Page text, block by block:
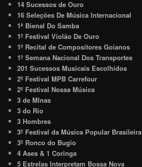
14 Sucessos de Ouro
16 Seleções De Música Internacional
1ª Bienal Do Samba
1º Festival Violão De Ouro
1º Recital de Compositores Goianos
1º Semana Nacional Dos Transportes
201 Sucessos Musicais Escolhidos
2º Festival MPB Carrefour
2º Festival Nossa Música
3 de MInas
3 do Rio
3 Hombres
3º Festival da Música Popular Brasileira
3º Ronco do Bugio
4 Ases & 1 Coringa
5 Estrelas Interpretam Bossa Nova